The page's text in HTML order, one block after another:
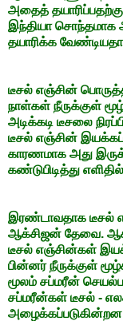
அதைத்
இந்தியா சொந்தமாக
தயாரிக்க
டீசல் எஞ்சின்
நாள்கள் நீருக்குள்
அடிக்கடி டீசலை
டீசல் எஞ்சின்
காரணமாக அது
கண்டுபிடித்து
இரண்டாவதாக டீசல்
ஆக்சிஜன் தேவை.
டீசல் எஞ்சின்கள்
பின்னர் நீருக்குள்
மூலம் சப்மரீன்
சப்மரீன்கள் டீசல் -
அழைக்கப்படுகின்றன.